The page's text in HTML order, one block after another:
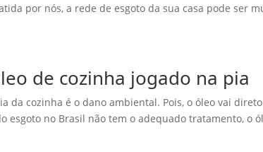
por nós, a rede de esgoto da sua casa pode ser
de cozinha jogado na pia
da cozinha é o dano ambiental. Pois, o óleo vai direto
esgoto no Brasil não tem o adequado tratamento, o